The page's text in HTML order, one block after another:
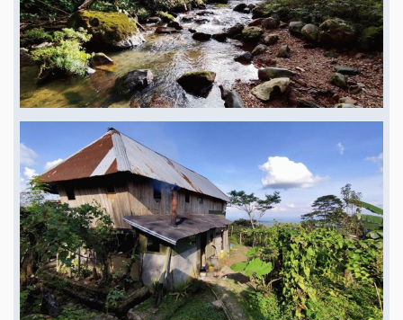
Lage : Die Farm liegt in der Provinz Orellana, Ecuador, und bietet einen
atemberaubenden Blick auf das Amazonasbecken, das sich wie ein grünes
Meer bis zum Horizont erstreckt. Nach 25 Autominuten erreichen Sie das
Dorf Loreto mit einem lokalen Markt mit einer großen Auswahl an
lokalen und nationalen Lebensmitteln.Ökologischer selbstversorgender
Gemeinschaftsbauernhof220211 Loreto, Location: Pasohurco Viewpoint,
Huaticocha, Loreto. IN THE ECUADORIAN AMAZON. 1/2 hour drive from
Loreto